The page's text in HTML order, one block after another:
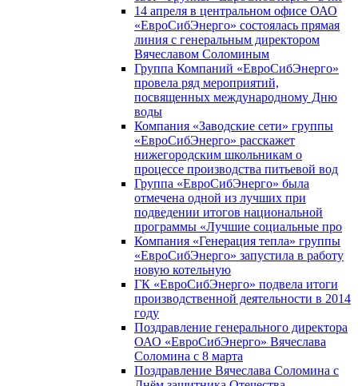
14 апреля в центральном офисе ОАО
«ЕвроСибЭнерго» состоялась прямая
линия с генеральным директором
Вячеславом Соломиным
Группа Компаний «ЕвроСибЭнерго»
провела ряд мероприятий,
посвященных международному Дню
воды
Компания «Заводские сети» группы
«ЕвроСибЭнерго» расскажет
нижегородским школьникам о
процессе производства питьевой вод
Группа «ЕвроСибЭнерго» была
отмечена одной из лучших при
подведении итогов национальной
программы «Лучшие социальные про
Компания «Генерация тепла» группы
«ЕвроСибЭнерго» запустила в работу
новую котельную
ГК «ЕвроСибЭнерго» подвела итоги
производственной деятельности в 2014
году
Поздравление генерального директора
ОАО «ЕвроСибЭнерго» Вячеслава
Соломина с 8 марта
Поздравление Вячеслава Соломина с